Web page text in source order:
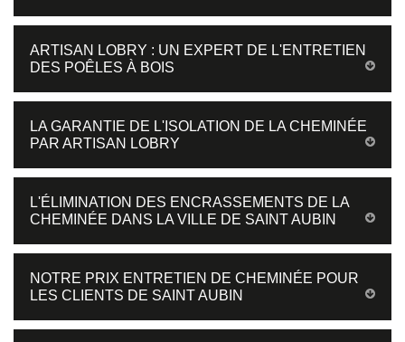
ARTISAN LOBRY : UN EXPERT DE L'ENTRETIEN
DES POÊLES À BOIS
LA GARANTIE DE L'ISOLATION DE LA CHEMINÉE
PAR ARTISAN LOBRY
L'ÉLIMINATION DES ENCRASSEMENTS DE LA
CHEMINÉE DANS LA VILLE DE SAINT AUBIN
NOTRE PRIX ENTRETIEN DE CHEMINÉE POUR
LES CLIENTS DE SAINT AUBIN